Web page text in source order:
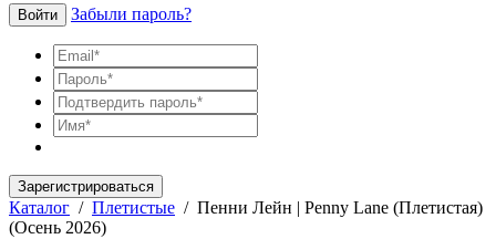
Войти Забыли пароль?
Зарегистрироваться
Каталог / Плетистые / Пенни Лейн | Penny Lane (Плетистая)
(Осень 2026)